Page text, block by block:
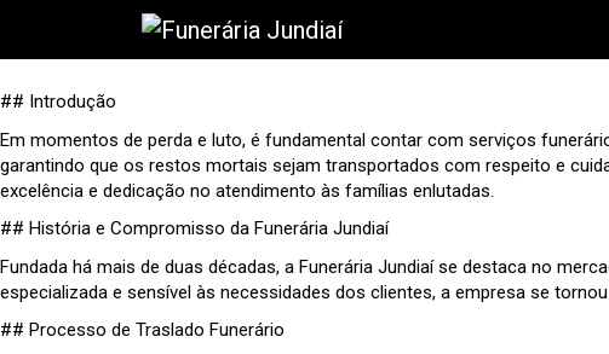
## Introdução
Em momentos de perda e luto, é fundamental contar com serviços
garantindo que os restos mortais sejam transportados com respeito e
excelência e dedicação no atendimento às famílias enlutadas.
## História e Compromisso da Funerária Jundiaí
Fundada há mais de duas décadas, a Funerária Jundiaí se destaca no
especializada e sensível às necessidades dos clientes, a empresa se
## Processo de Traslado Funerário